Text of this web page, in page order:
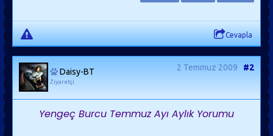
Cevapla
Daisy-BT
Ziyaretçi
2 Temmuz 2009 #2
Yengeç Burcu Temmuz Ayı Aylık Yorumu